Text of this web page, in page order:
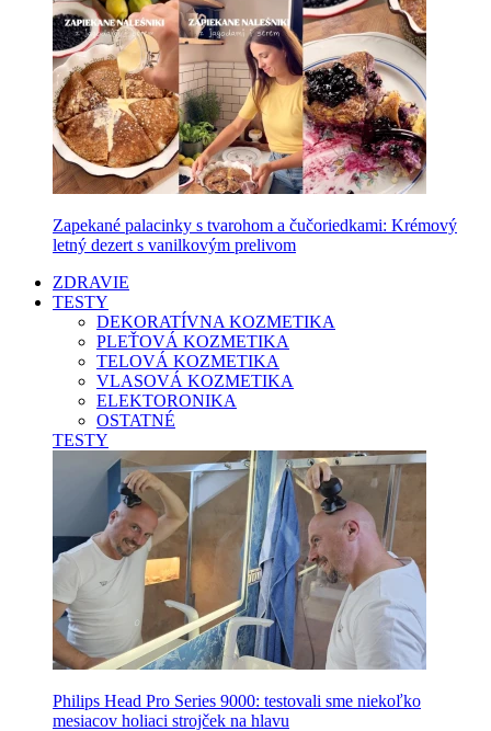
Zapekané palacinky s tvarohom a čučoriedkami: Krémový
letný dezert s vanilkovým prelivom
ZDRAVIE
TESTY
DEKORATÍVNA KOZMETIKA
PLEŤOVÁ KOZMETIKA
TELOVÁ KOZMETIKA
VLASOVÁ KOZMETIKA
ELEKTORONIKA
OSTATNÉ
TESTY
Philips Head Pro Series 9000: testovali sme niekoľko
mesiacov holiaci strojček na hlavu